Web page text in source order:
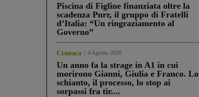
Piscina di Figline finanziata oltre la
scadenza Pnrr, il gruppo di Fratelli
d’Italia: “Un ringraziamento al
Governo”
Cronaca 4 Agosto 2026
Un anno fa la strage in A1 in cui
morirono Gianni, Giulia e Franco. Lo
schianto, il processo, lo stop ai
sorpassi fra tir....